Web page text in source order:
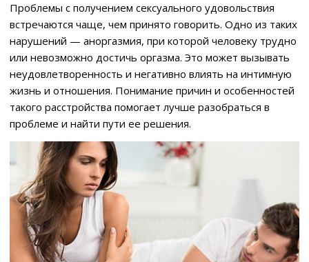
Проблемы с получением сексуального удовольствия
встречаются чаще, чем принято говорить. Одно из таких
нарушений — аноргазмия, при которой человеку трудно
или невозможно достичь оргазма. Это может вызывать
неудовлетворенность и негативно влиять на интимную
жизнь и отношения. Понимание причин и особенностей
такого расстройства помогает лучше разобраться в
проблеме и найти пути ее решения.